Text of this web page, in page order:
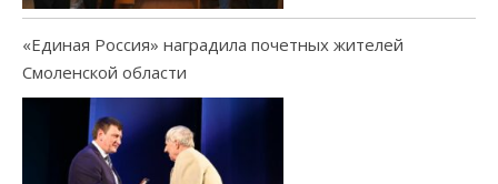
«Единая Россия» наградила почетных жителей
Смоленской области